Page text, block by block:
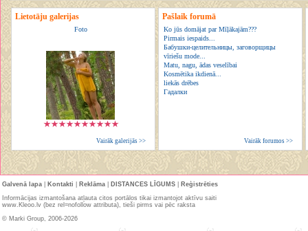
Lietotāju galerijas
Foto
Vairāk galerijās >>
Pašlaik forumā
Ko jūs domājat par Mīļākajām???
Pirmais iespaids...
Бабушки-целительницы, заговорщицы
vīriešu mode...
Matu, nagu, ādas veselībai
Kosmētika ikdienā...
liekās drēbes
Гадалки
Vairāk forumos >>
Galvenā lapa Kontakti Reklāma DISTANCES LĪGUMS
Reģistrēties
Informācijas izmantošana atļauta citos portālos tikai izmantojot aktīvu saiti
www.Kleoo.lv (bez rel=nofollow attributa), tieši pirms vai pēc raksta
© Marki Group, 2006-2026